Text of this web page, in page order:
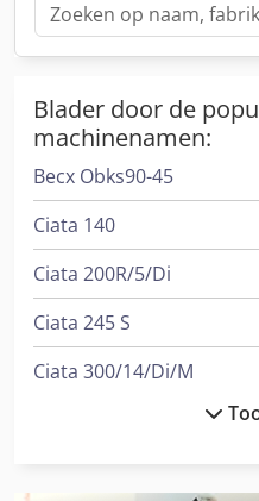
Blader door de
machinenamen:
Becx Obks90-45
Ciata 140
Ciata 200R/5/Di
Ciata 245 S
Ciata 300/14/Di/M